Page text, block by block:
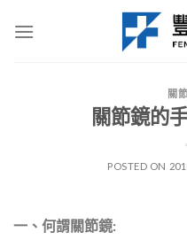
關
關節鏡的
POSTED ON
一、何謂關節鏡: